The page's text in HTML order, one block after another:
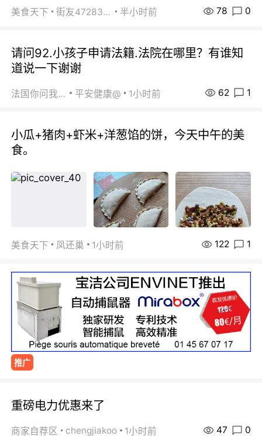
美食天下 街友472838572 半小时前 78 0
请问92.小孩子申请法籍.法院在哪里？有谁知
道说一下谢谢
法国你问我答 平安健康@ 1小时前 62 1
小瓜+猪肉+虾米+洋葱馅的饼，今天中午的美
食。
美食天下 凤还巢 1小时前 122 1
推广
重磅电力优惠来了
商家自荐区 chengjiakoo 1小时前 47 0